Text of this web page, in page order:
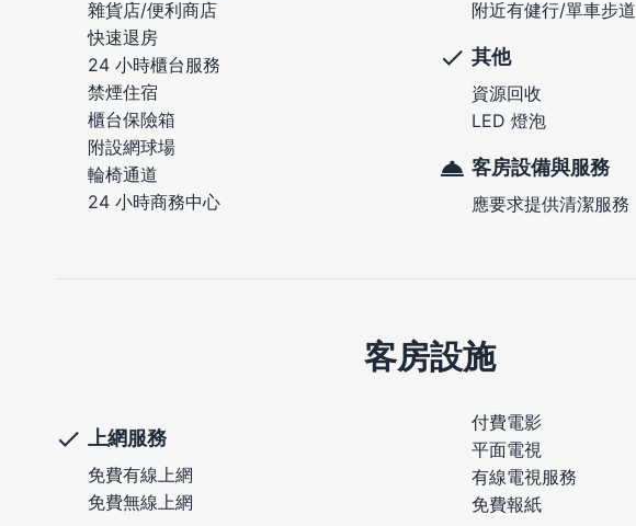
雜貨店/便利商店
快速退房
24 小時櫃台服務
禁煙住宿
櫃台保險箱
附設網球場
輪椅通道
24 小時商務中心
附近有健行/單車步道
其他
資源回收
LED 燈泡
客房設備與服務
應要求提供清潔服務
客房設施
上網服務
免費有線上網
免費無線上網
付費電影
平面電視
有線電視服務
免費報紙